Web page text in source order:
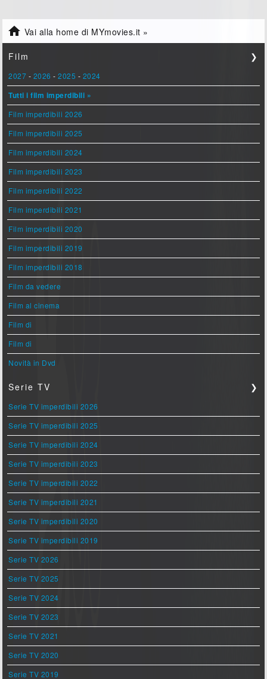
 Vai alla home di MYmovies.it »
Film ❯
2027 - 2026 -2025 - 2024
Tutti i film imperdibili »
Film imperdibili 2026
Film imperdibili 2025
Film imperdibili 2024
Film imperdibili 2023
Film imperdibili 2022
Film imperdibili 2021
Film imperdibili 2020
Film imperdibili 2019
Film imperdibili 2018
Film da vedere
Film al cinema
Film di
Film di
Novità in Dvd
Serie TV ❯
Serie TV imperdibili 2026
Serie TV imperdibili 2025
Serie TV imperdibili 2024
Serie TV imperdibili 2023
Serie TV imperdibili 2022
Serie TV imperdibili 2021
Serie TV imperdibili 2020
Serie TV imperdibili 2019
Serie TV 2026
Serie TV 2025
Serie TV 2024
Serie TV 2023
Serie TV 2021
Serie TV 2020
Serie TV 2019